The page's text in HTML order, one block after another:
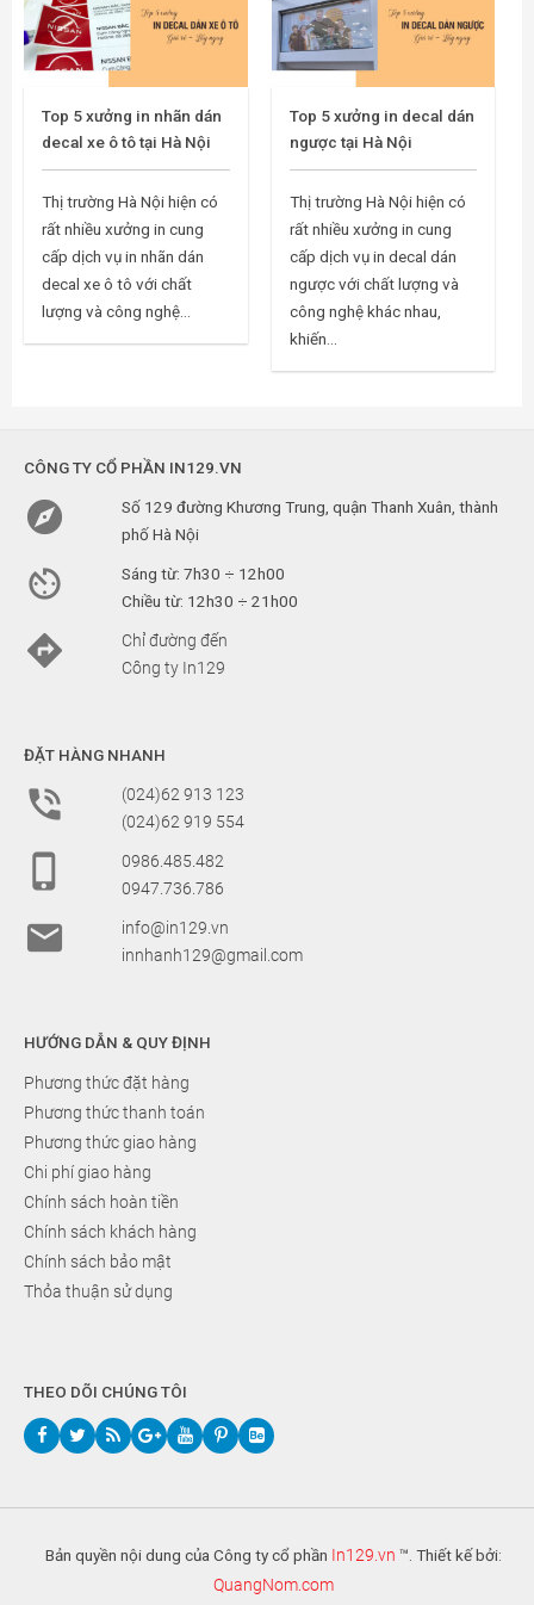
Top 5 xưởng in nhãn dán
decal xe ô tô tại Hà Nội
Thị trường Hà Nội hiện có
rất nhiều xưởng in cung
cấp dịch vụ in nhãn dán
decal xe ô tô với chất
lượng và công nghệ...
Top 5 xưởng in decal dán
ngược tại Hà Nội
Thị trường Hà Nội hiện có
rất nhiều xưởng in cung
cấp dịch vụ in decal dán
ngược với chất lượng và
công nghệ khác nhau,
khiến...
CÔNG TY CỔ PHẦN IN129.VN

Số 129 đường Khương Trung, quận Thanh Xuân, thành
phố Hà Nội

Sáng từ: 7h30 ÷ 12h00
Chiều từ: 12h30 ÷ 21h00

Chỉ đường đến
Công ty In129
ĐẶT HÀNG NHANH

(024)62 913 123
(024)62 919 554

0986.485.482
0947.736.786

info@in129.vn
innhanh129@gmail.com
HƯỚNG DẪN & QUY ĐỊNH
Phương thức đặt hàng
Phương thức thanh toán
Phương thức giao hàng
Chi phí giao hàng
Chính sách hoàn tiền
Chính sách khách hàng
Chính sách bảo mật
Thỏa thuận sử dụng
THEO DÕI CHÚNG TÔI
Bản quyền nội dung của Công ty cổ phần In129.vn ™. Thiết kế bởi:
QuangNom.com